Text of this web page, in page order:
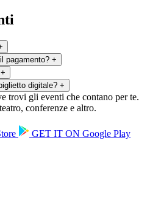
pagamento? +
+
digitale? +
trovi gli eventi che contano per te.
conferenze e altro.
GET IT ON Google Play